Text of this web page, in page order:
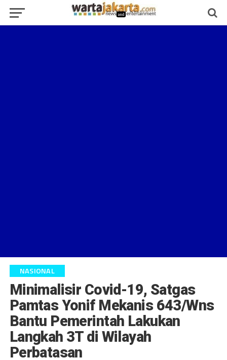
NASIONAL
Minimalisir Covid-19, Satgas
Pamtas Yonif Mekanis 643/Wns
Bantu Pemerintah Lakukan
Langkah 3T di Wilayah
Perbatasan